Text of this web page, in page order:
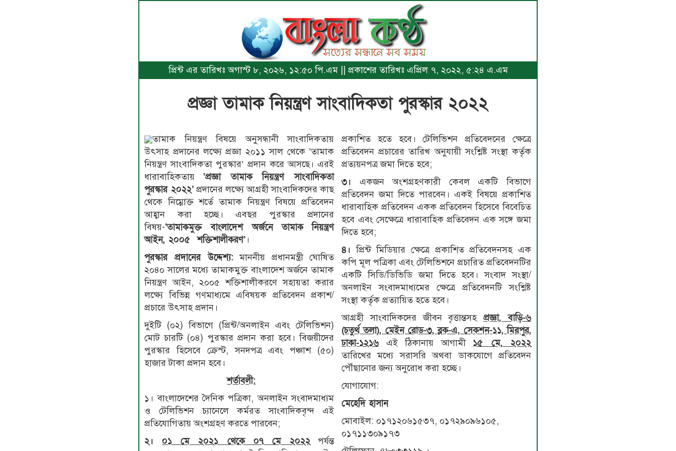
প্রিন্ট এর তারিখঃ অগাস্ট ৮, ২০২৬, ১২:৫০ পি.এম || প্রকাশের তারিখঃ এপ্রিল ৭, ২০২২, ৫:২৪ এ.এম
প্রজ্ঞা তামাক নিয়ন্ত্রণ সাংবাদিকতা পুরস্কার ২০২২
তামাক নিয়ন্ত্রণ বিষয়ে অনুসন্ধানী সাংবাদিকতায়
উৎসাহ প্রদানের লক্ষ্যে প্রজ্ঞা ২০১১ সাল থেকে ‘তামাক
নিয়ন্ত্রণ সাংবাদিকতা পুরস্কার’ প্রদান করে আসছে। এরই
ধারাবাহিকতায় ‘প্রজ্ঞা তামাক নিয়ন্ত্রণ সাংবাদিকতা
পুরস্কার ২০২২’ প্রদানের লক্ষ্যে আগ্রহী সাংবাদিকদের কাছ
থেকে নিম্নোক্ত শর্তে তামাক নিয়ন্ত্রণ বিষয়ে প্রতিবেদন
আহ্বান করা হচ্ছে। এবছর পুরস্কার প্রদানের
বিষয়-‘তামাকমুক্ত বাংলাদেশ অর্জনে তামাক নিয়ন্ত্রণ
আইন, ২০০৫ শক্তিশালীকরণ’ ।
পুরস্কার প্রদানের উদ্দেশ্য: মাননীয় প্রধানমন্ত্রী ঘোষিত
২০৪০ সালের মধ্যে তামাকমুক্ত বাংলাদেশ অর্জনে তামাক
নিয়ন্ত্রণ আইন, ২০০৫ শক্তিশালীকরণে সহায়তা করার
লক্ষ্যে বিভিন্ন গণমাধ্যমে এবিষয়ক প্রতিবেদন প্রকাশ/
প্রচারে উৎসাহ প্রদান।
দুইটি (০২) বিভাগে (প্রিন্ট/অনলাইন এবং টেলিভিশন)
মোট চারটি (০৪) পুরস্কার প্রদান করা হবে। বিজয়ীদের
পুরস্কার হিসেবে ক্রেস্ট, সনদপত্র এবং পঞ্চাশ (৫০)
হাজার টাকা প্রদান হবে।
শর্তাবলী:
১। বাংলাদেশের দৈনিক পত্রিকা, অনলাইন সংবাদমাধ্যম
ও টেলিভিশন চ্যানেলে কর্মরত সাংবাদিকবৃন্দ এই
প্রতিযোগিতায় অংশগ্রহণ করতে পারবেন;
২।০১ মে ২০২১ থেকে ০৭ মে ২০২২ পর্যন্ত
প্রকাশিত হতে হবে। টেলিভিশন প্রতিবেদনের ক্ষেত্রে
প্রতিবেদন প্রচারের তারিখ অনুযায়ী সংশ্লিষ্ট সংস্থা কর্তৃক
প্রত্যয়নপত্র জমা দিতে হবে;
৩। একজন অংশগ্রহণকারী কেবল একটি বিভাগে
প্রতিবেদন জমা দিতে পারবেন। একই বিষয়ে প্রকাশিত
ধারাবাহিক প্রতিবেদন একক প্রতিবেদন হিসেবে বিবেচিত
হবে এবং সেক্ষেত্রে ধারাবাহিক প্রতিবেদন এক সঙ্গে জমা
দিতে হবে;
৪। প্রিন্ট মিডিয়ার ক্ষেত্রে প্রকাশিত প্রতিবেদনসহ এক
কপি মূল পত্রিকা এবং টেলিভিশনে প্রচারিত প্রতিবেদনটির
একটি সিডি/ডিভিডি জমা দিতে হবে। সংবাদ সংস্থা/
অনলাইন সংবাদমাধ্যমের ক্ষেত্রে প্রতিবেদনটি সংশ্লিষ্ট
সংস্থা কর্তৃক প্রত্যায়িত হতে হবে।
আগ্রহী সাংবাদিকদের জীবন বৃত্তান্তসহ প্রজ্ঞা, বাড়ি-৬
(চতুর্থ তলা), মেইন রোড-৩, ব্লক-এ, সেকশন-১১, মিরপুর,
ঢাকা-১২১৬ এই ঠিকানায় আগামী ১৫ মে, ২০২২
তারিখের মধ্যে সরাসরি অথবা ডাকযোগে প্রতিবেদন
পৌঁছানোর জন্য অনুরোধ করা হচ্ছে।
যোগাযোগ:
মেহেদি হাসান
মোবাইল: ০১৭১২০৬১৫৩৭, ০১৭২৯০৯৬১০৫,
০১৭১১৩০৯১৭৩